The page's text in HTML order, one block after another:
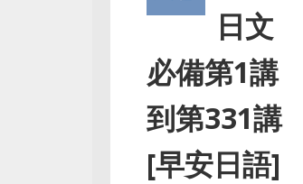
日文
必備第1講
到第331講
[早安日語]